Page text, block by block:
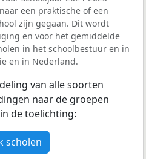
een praktische of een
zijn gegaan. Dit wordt
en voor het gemiddelde
in het schoolbestuur en in
en in Nederland.
van alle soorten
naar de groepen
de toelichting:
scholen